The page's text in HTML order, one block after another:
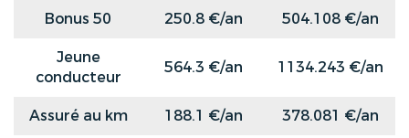
Bonus 50
250.8 €/an
504.108 €/an
Jeune
conducteur
564.3 €/an 1134.243 €/an
Assuré au km 188.1 €/an 378.081 €/an